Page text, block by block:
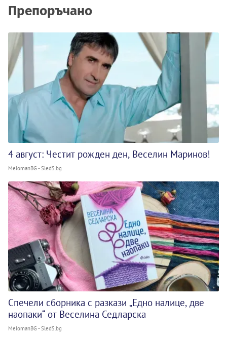
Препоръчано
4 август: Честит рожден ден, Веселин Маринов!
MelomanBG - Sled5.bg
Спечели сборника с разкази „Едно налице, две
наопаки“ от Веселина Седларска
MelomanBG - Sled5.bg